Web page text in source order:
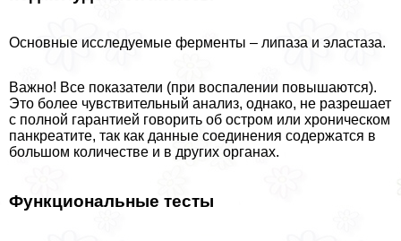
Основные исследуемые ферменты – липаза и эластаза.
Важно! Все показатели (при воспалении повышаются).
Это более чувствительный анализ, однако, не разрешает
с полной гарантией говорить об остром или хроническом
панкреатите, так как данные соединения содержатся в
большом количестве и в других органах.
Функциональные тесты